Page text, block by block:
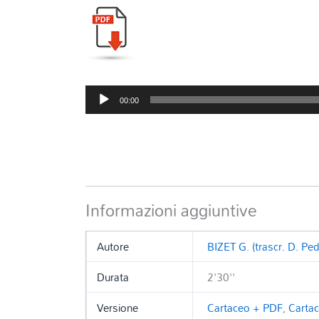
Audio
Player
00:00
Informazioni aggiuntive
Autore
BIZET G. (trascr. D.
Durata
2'30''
Versione
Cartaceo + PDF,